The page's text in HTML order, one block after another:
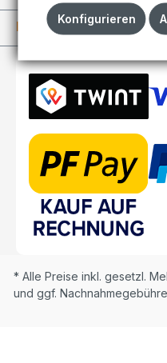
Kundenkonto
* Alle Preise inkl. gesetzl.
und ggf.
Konfigurieren